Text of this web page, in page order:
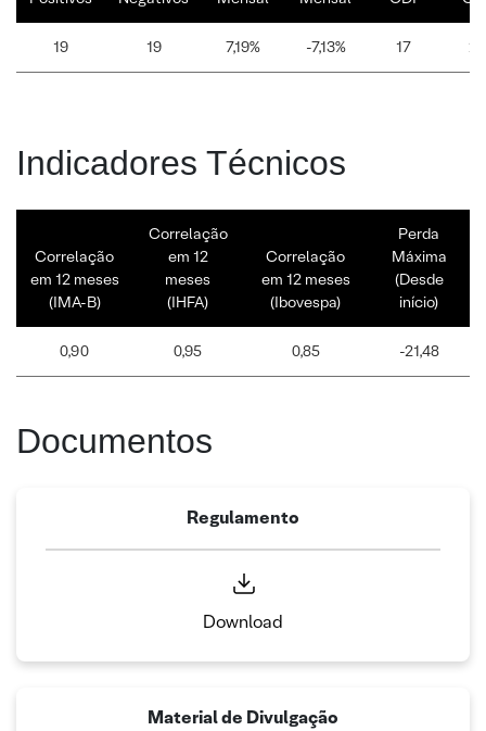
19 19 7,19% -7,13% 17 21
Indicadores Técnicos
Correlação
em 12 meses
(IMA-B)
Correlação
em 12
meses
(IHFA)
Correlação
em 12 meses
(Ibovespa)
Perda
Máxima
(Desde
início)
0,90 0,95 0,85 -21,48
Documentos
Regulamento
Download
Material de Divulgação